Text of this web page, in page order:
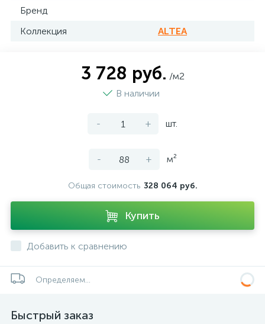
Бренд
Коллекция
ALTEA
3 728 руб. /м2
В наличии
- + шт.
- + м²
Общая стоимость 328 064 руб.
Купить
Добавить к сравнению
Определяем...
Быстрый заказ